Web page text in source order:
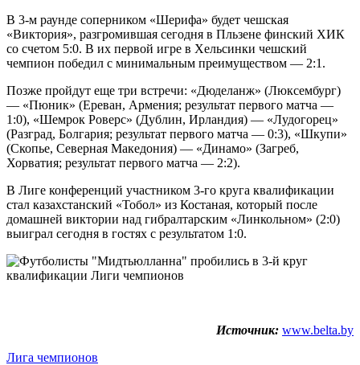
В 3-м раунде соперником «Шерифа» будет чешская
«Виктория», разгромившая сегодня в Пльзене финский ХИК
со счетом 5:0. В их первой игре в Хельсинки чешский
чемпион победил с минимальным преимуществом — 2:1.
Позже пройдут еще три встречи: «Дюделанж» (Люксембург)
— «Пюник» (Ереван, Армения; результат первого матча —
1:0), «Шемрок Роверс» (Дублин, Ирландия) — «Лудогорец»
(Разград, Болгария; результат первого матча — 0:3), «Шкупи»
(Скопье, Северная Македония) — «Динамо» (Загреб,
Хорватия; результат первого матча — 2:2).
В Лиге конференций участником 3-го круга квалификации
стал казахстанский «Тобол» из Костаная, который после
домашней виктории над гибралтарским «Линкольном» (2:0)
выиграл сегодня в гостях с результатом 1:0.
Источник: www.belta.by
Лига чемпионов